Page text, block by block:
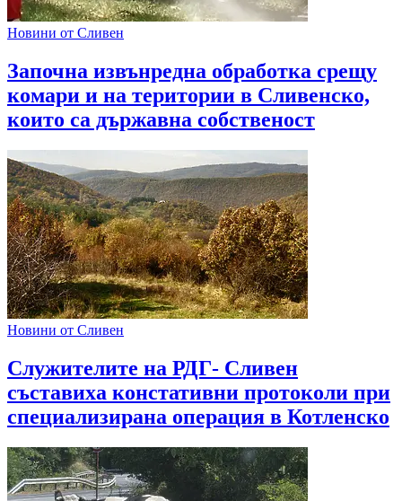
Новини от Сливен
Започна извънредна обработка срещу
комари и на територии в Сливенско,
които са държавна собственост
Новини от Сливен
Служителите на РДГ- Сливен
съставиха констативни протоколи при
специализирана операция в Котленско